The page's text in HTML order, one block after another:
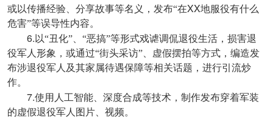
或以传播经验、分享故事等名义，发布“在XX地服役有什么
危害”等误导性内容。
6. 以“丑化”、“恶搞”等形式戏谑调侃退役生活，损害退
役军人形象，或通过“街头采访”、虚假摆拍等方式，编造发
布涉退役军人及其家属待遇保障等相关话题，进行引流炒
作。
7.使用人工智能、深度合成等技术，制作发布穿着军装
的虚假退役军人图片、视频。